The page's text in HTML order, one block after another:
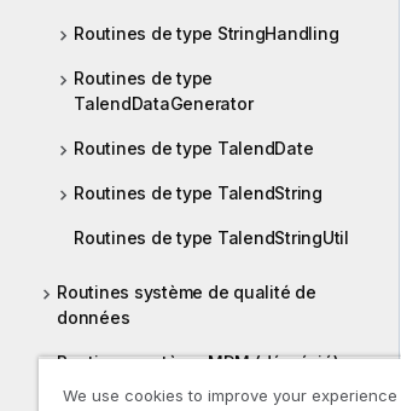
Routines de type StringHandling
Routines de type
TalendDataGenerator
Routines de type TalendDate
Routines de type TalendString
Routines de type TalendStringUtil
Routines système de qualité de
données
Routines système MDM (déprécié)
We use cookies to improve your